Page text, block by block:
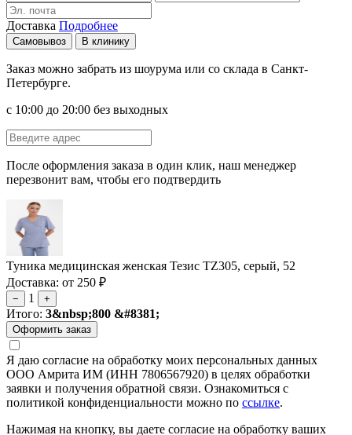
Доставка Подробнее
Самовывоз В клинику
Заказ можно забрать из шоурума или со склада в Санкт-
Петербурге.
с 10:00 до 20:00 без выходных
После оформления заказа в один клик, наш менеджер
перезвонит вам, чтобы его подтвердить
Туника медицинская женская Тезис TZ305, серый, 52
Доставка: от 250 ₽
− 1 +
Итого: 3&nbsp;800 &#8381;
Я даю согласие на обработку моих персональных данных
ООО Амрита ИМ (ИНН 7806567920) в целях обработки
заявки и получения обратной связи. Ознакомиться с
политикой конфиденциальности можно по ссылке.
Нажимая на кнопку, вы даете согласие на обработку ваших